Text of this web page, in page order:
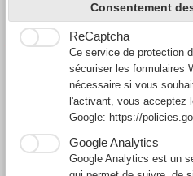
0
Consentement
ReCaptcha
Ce service de protection
sécuriser les formulaires
nécessaire si vous
l'activant, vous acceptez
Google: https://
Google Analytics
Google Analytics est un